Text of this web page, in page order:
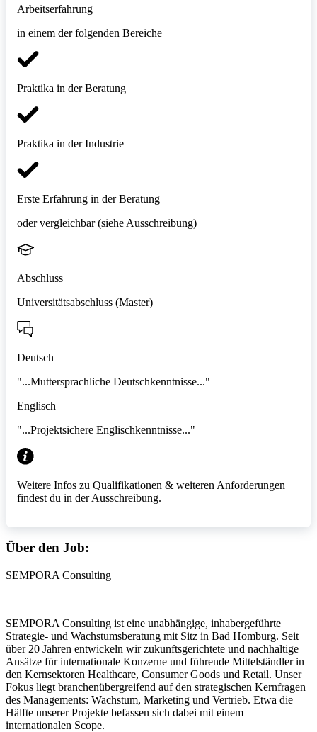
Arbeitserfahrung
in einem der folgenden Bereiche
Praktika in der Beratung
Praktika in der Industrie
Erste Erfahrung in der Beratung
oder vergleichbar (siehe Ausschreibung)
Abschluss
Universitätsabschluss (Master)
Deutsch
"...Muttersprachliche Deutschkenntnisse..."
Englisch
"...Projektsichere Englischkenntnisse..."
Weitere Infos zu Qualifikationen & weiteren Anforderungen
findest du in der Ausschreibung.
Über den Job:
SEMPORA Consulting
SEMPORA Consulting ist eine unabhängige, inhabergeführte
Strategie- und Wachstumsberatung mit Sitz in Bad Homburg. Seit
über 20 Jahren entwickeln wir zukunftsgerichtete und nachhaltige
Ansätze für internationale Konzerne und führende Mittelständler in
den Kernsektoren Healthcare, Consumer Goods und Retail. Unser
Fokus liegt branchenübergreifend auf den strategischen Kernfragen
des Managements: Wachstum, Marketing und Vertrieb. Etwa die
Hälfte unserer Projekte befassen sich dabei mit einem
internationalen Scope.